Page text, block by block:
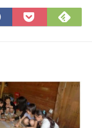
Facebook
で
Pocket
に
で